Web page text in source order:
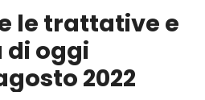
le trattative e
oggi
2022